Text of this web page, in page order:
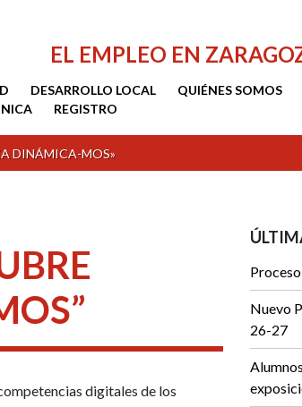
EL EMPLEO EN
DESARROLLO LOCAL QUIÉNES SOMOS
REGISTRO
DINÁMICA-MOS»
digitales de los
Nuevo
26-27